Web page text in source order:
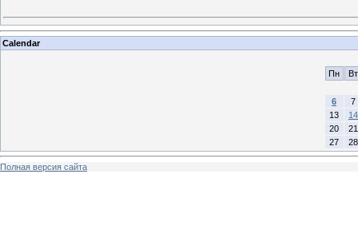
Calendar
Пн Вт
6
7
13
14
20
21
27
28
Полная версия сайта